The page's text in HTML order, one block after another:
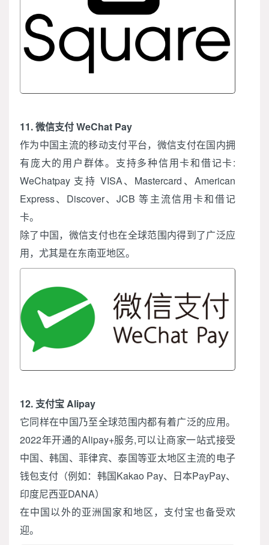
11. 微信支付 WeChat Pay
作为中国主流的移动支付平台，微信支付在国内拥
有庞大的用户群体。支持多种信用卡和借记卡:
WeChatpay 支持 VISA、Mastercard、American
Express、Discover、JCB 等主流信用卡和借记
卡。
除了中国，微信支付也在全球范围内得到了广泛应
用，尤其是在东南亚地区。
12. 支付宝 Alipay
它同样在中国乃至全球范围内都有着广泛的应用。
2022年开通的Alipay+服务,可以让商家一站式接受
中国、韩国、菲律宾、泰国等亚太地区主流的电子
钱包支付（例如：韩国Kakao Pay、日本PayPay、
印度尼西亚DANA）
在中国以外的亚洲国家和地区，支付宝也备受欢
迎。